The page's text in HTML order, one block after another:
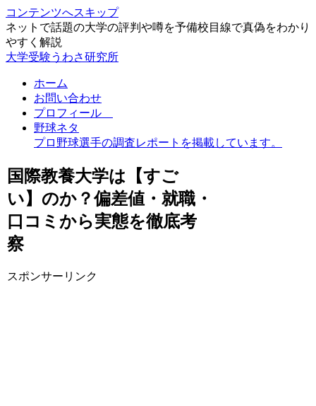
コンテンツへスキップ
ネットで話題の大学の評判や噂を予備校目線で真偽をわかり
やすく解説
大学受験うわさ研究所
ホーム
お問い合わせ
プロフィール
野球ネタ
プロ野球選手の調査レポートを掲載しています。
国際教養大学は【すご
い】のか？偏差値・就職・
口コミから実態を徹底考
察
スポンサーリンク